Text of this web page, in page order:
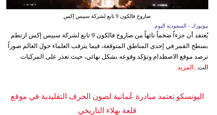
صاروخ فالكون 9 تابع لشركة سبيس إكس
نيويورك - السعودية اليوم
يُعتقد أن جزءاً ضخماً تائهاً من صاروخ فالكون 9 تابع لشركة سبيس إكس ارتطم
بسطح القمر في إحدى المناطق المتوقعة، فيما يترقب العلماء حول العالم صوراً
ترصد موقع الاصطدام وتؤكد وقوعه بشكل نهائي، حيث تعذر على المركبات
الت...
المزيد
اليونسكو تعتمد مبادرة عُمانية لصون الحرف التقليدية في موقع
قلعة بهلاء التاريخي